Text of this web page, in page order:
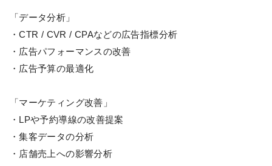
「データ分析」
・CTR / CVR / CPAなどの広告指標分析
・広告パフォーマンスの改善
・広告予算の最適化
「マーケティング改善」
・LPや予約導線の改善提案
・集客データの分析
・店舗売上への影響分析